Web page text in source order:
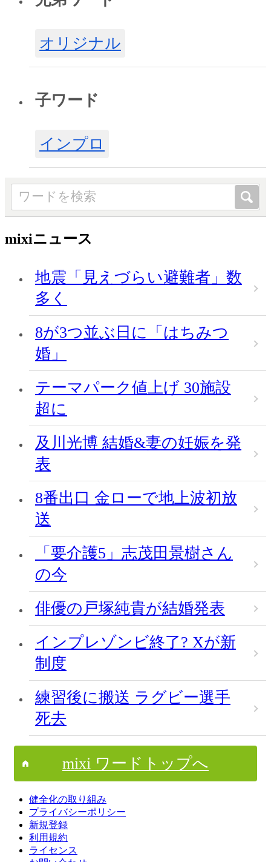
オリジナル
子ワード
インプロ
mixiニュース
地震「見えづらい避難者」数
多く
8が3つ並ぶ日に「はちみつ
婚」
テーマパーク値上げ 30施設
超に
及川光博 結婚&妻の妊娠を発
表
8番出口 金ローで地上波初放
送
「要介護5」志茂田景樹さん
の今
俳優の戸塚純貴が結婚発表
インプレゾンビ終了? Xが新
制度
練習後に搬送 ラグビー選手
死去
mixi ワードトップへ
健全化の取り組み
プライバシーポリシー
新規登録
利用規約
ライセンス